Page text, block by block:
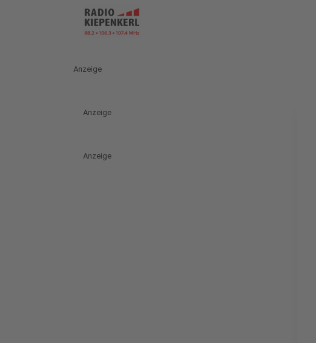
Anzeige
Anzeige
Anzeige